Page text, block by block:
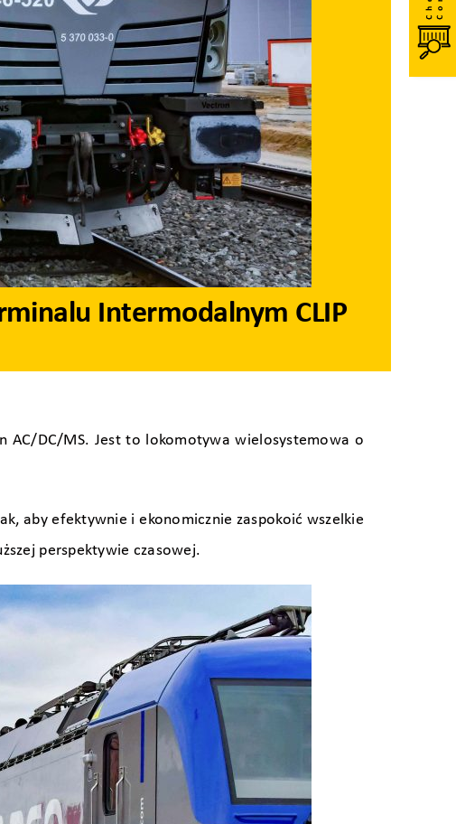
Intermodalnym CLIP
AC/DC/MS. Jest to lokomotywa wielosystemowa o
aby efektywnie i ekonomicznie zaspokoić wszelkie
perspektywie czasowej.